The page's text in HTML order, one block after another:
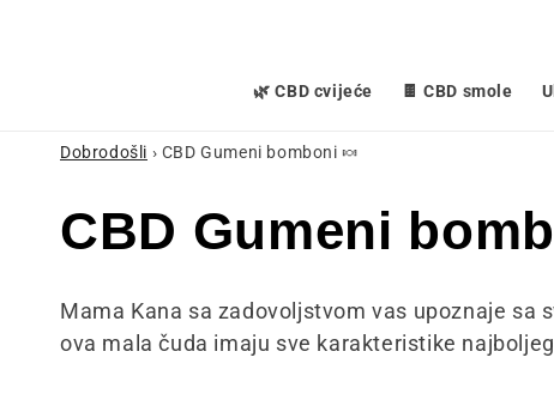
🌿 CBD cvijeće 🍫 CBD smole
Dobrodošli › CBD Gumeni bomboni 🍬
K
o
l
CBD Gumeni
Mama Kana sa zadovoljstvom vas upoznaje sa
ova mala čuda imaju sve karakteristike